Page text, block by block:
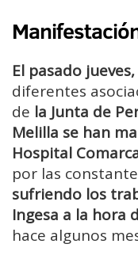
El pasado
diferentes
de la Junta de
Melilla se han
Hospital
por las
sufriendo los
Ingesa a la hora
hace algunos